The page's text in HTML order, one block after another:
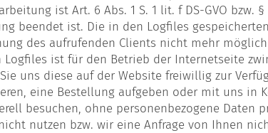
ist Art. 6 Abs. 1 S. 1 lit. f DS-GVO bzw.
beendet ist. Die in den Logfiles
des aufrufenden Clients nicht mehr
ist für den Betrieb der Internetseite
uns diese auf der Website freiwillig zur
eine Bestellung aufgeben oder mit uns in
besuchen, ohne personenbezogene Daten
nutzen bzw. wir eine Anfrage von Ihnen